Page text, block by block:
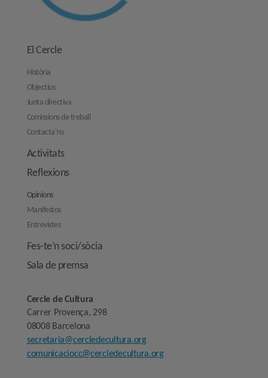
El Cercle
Història
Objectius
Junta directiva
Comissions de treball
Contacta’ns
Activitats
Reflexions
Opinions
Manifestos
Entrevistes
Fes-te’n soci/sòcia
Sala de premsa
Cercle de Cultura
Carrer Provença, 298
08008 Barcelona
secretaria@cercledecultura.org
comunicaciocc@cercledecultura.org